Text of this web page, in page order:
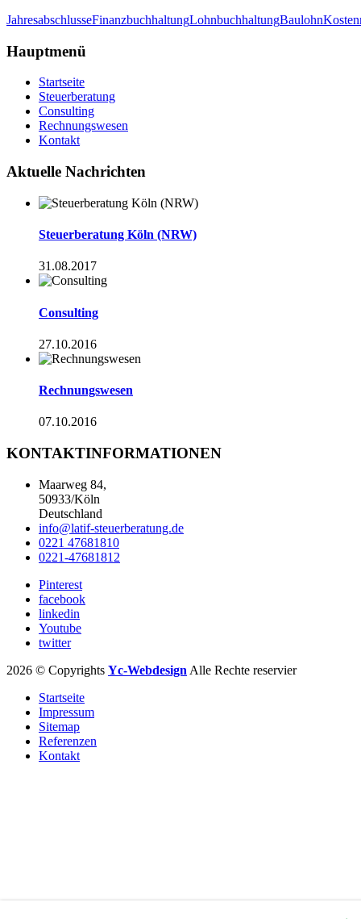
JahresabschlusseFinanzbuchhaltungLohnbuchhaltungBaulohn
Hauptmenü
Startseite
Steuerberatung
Consulting
Rechnungswesen
Kontakt
Aktuelle Nachrichten
Steuerberatung Köln (NRW)
31.08.2017
Consulting
27.10.2016
Rechnungswesen
07.10.2016
KONTAKTINFORMATIONEN
Maarweg 84,
50933/Köln
Deutschland
info@latif-steuerberatung.de
0221 47681810
0221-47681812
Pinterest
facebook
linkedin
Youtube
twitter
2026 © Copyrights Yc-Webdesign Alle Rechte reservier
Startseite
Impressum
Sitemap
Referenzen
Kontakt